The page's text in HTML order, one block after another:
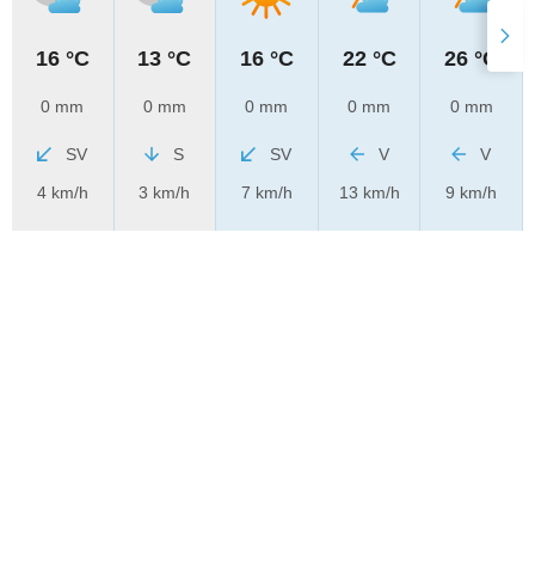
16 °C
0 mm
SV
4 km/h
13 °C
0 mm
S
3 km/h
16 °C
0 mm
SV
7 km/h
22 °C
0 mm
V
13 km/h
26 °C
0 mm
V
9 km/h